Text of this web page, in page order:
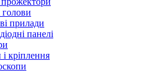
голови
прилади
панелі
кріплення